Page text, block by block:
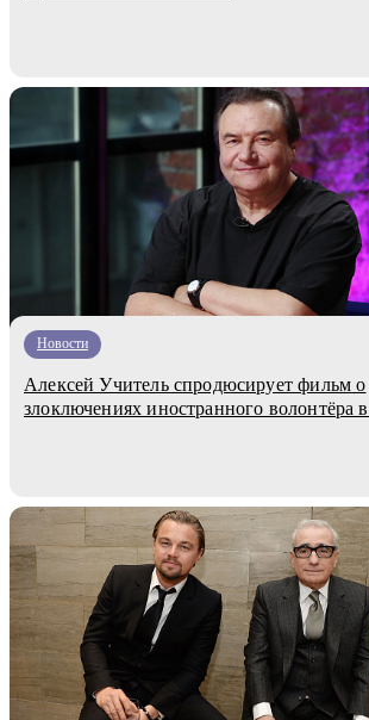
Новости
Алексей Учитель спродюсирует фильм о
злоключениях иностранного волонтёра